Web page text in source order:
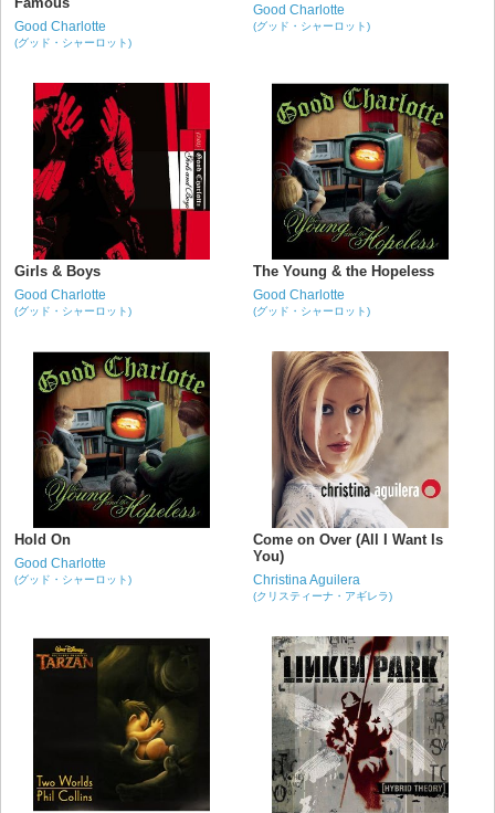
Good Charlotte
(グッド・シャーロット)
Good Charlotte
(グッド・シャーロット)
Girls & Boys
Good Charlotte
(グッド・シャーロット)
The Young & the Hopeless
Good Charlotte
(グッド・シャーロット)
Hold On
Good Charlotte
(グッド・シャーロット)
Come on Over (All I Want Is
You)
Christina Aguilera
(クリスティーナ・アギレラ)